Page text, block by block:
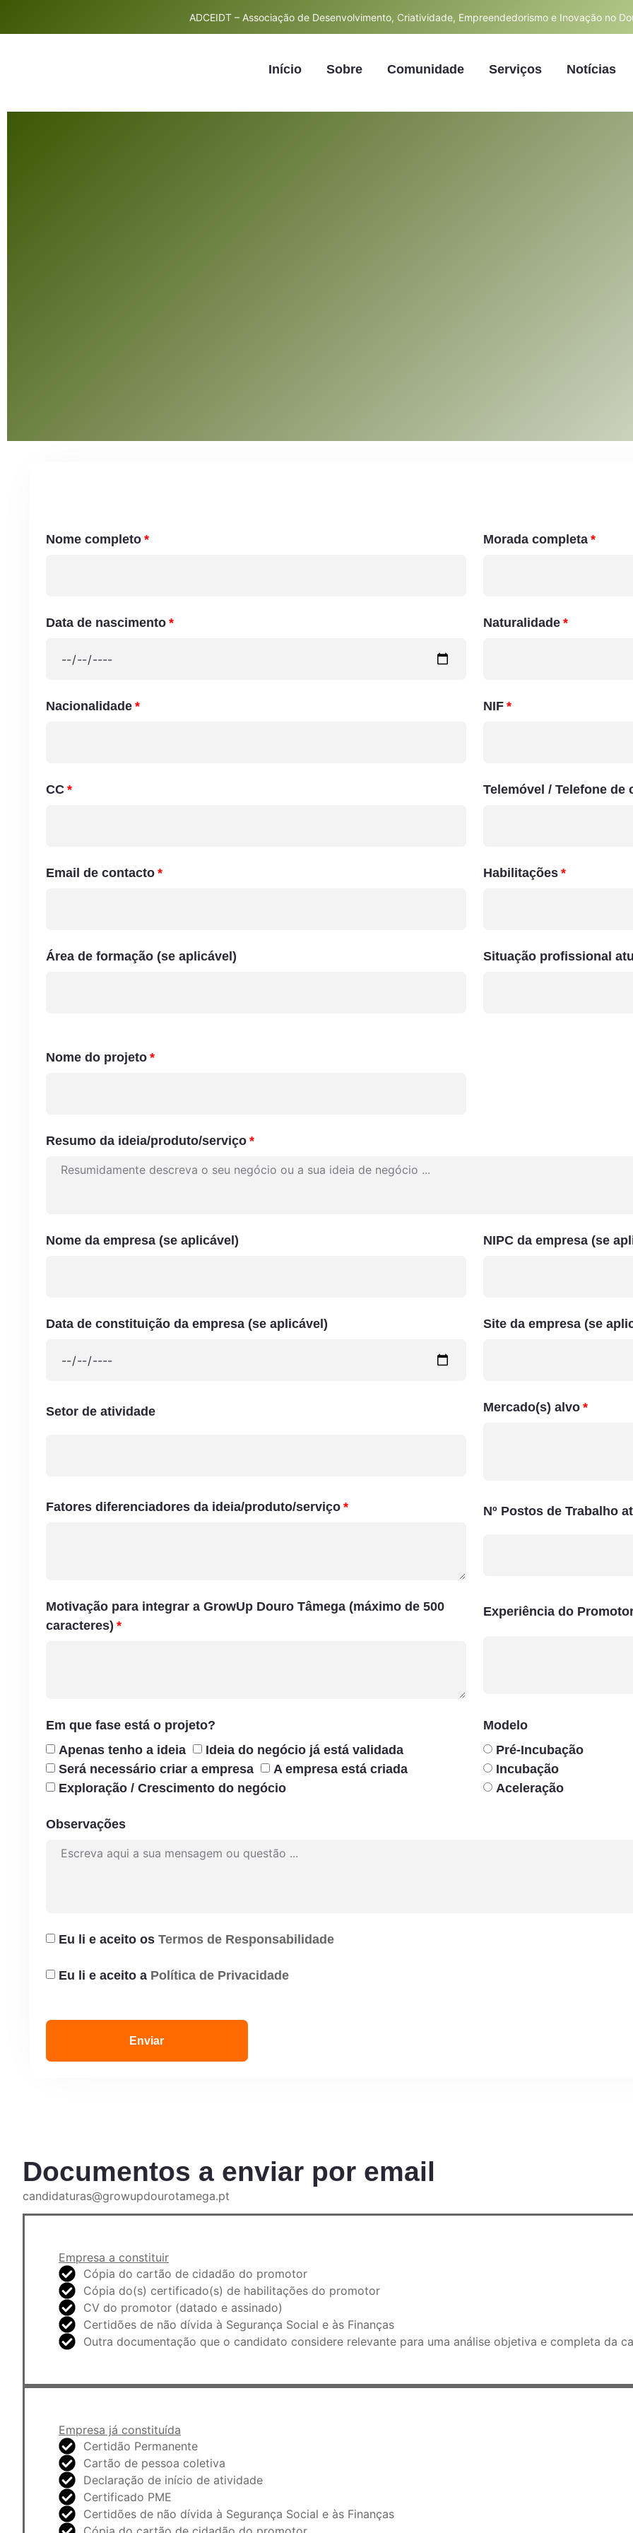
ADCEIDT – Associação de Desenvolvimento, Criatividade, Empreendedorismo e Inovação no
Início Sobre Comunidade Serviços Notícias
Nome completo Morada completa
Data de nascimento Naturalidade
Nacionalidade NIF
CC Telemóvel / Telefone de
Email de contacto Habilitações
Área de formação (se aplicável) Situação profissional
Nome do projeto
Resumo da ideia/produto/serviço
Nome da empresa (se aplicável) NIPC da empresa (se
Data de constituição da empresa (se aplicável) Site da empresa (se
Setor de atividade Mercado(s) alvo
Fatores diferenciadores da ideia/produto/serviço Nº Postos de Trabalho
Motivação para integrar a GrowUp Douro Tâmega (máximo de 500
caracteres)
Experiência do
Em que fase está o projeto?
Apenas tenho a ideia
Ideia do negócio já está validada
Será necessário criar a empresa
A empresa está criada
Exploração / Crescimento do negócio
Modelo
Pré-Incubação
Incubação
Aceleração
Observações
Eu li e aceito os Termos de Responsabilidade
Eu li e aceito a Política de Privacidade
Enviar
Documentos a enviar por email
candidaturas@growupdourotamega.pt
Empresa a constituir
Cópia do cartão de cidadão do promotor
Cópia do(s) certificado(s) de habilitações do promotor
CV do promotor (datado e assinado)
Certidões de não dívida à Segurança Social e às Finanças
Outra documentação que o candidato considere relevante para uma análise objetiva e completa da
Empresa já constituída
Certidão Permanente
Cartão de pessoa coletiva​
Declaração de início de atividade
Certificado PME
Certidões de não dívida à Segurança Social e às Finanças